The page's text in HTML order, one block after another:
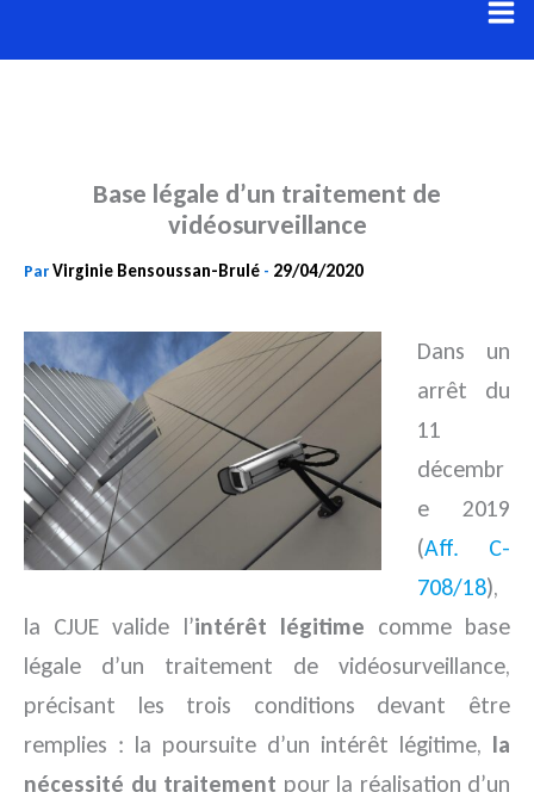
au
Base légale d’un traitement de
vidéosurveillance
ParVirginie Bensoussan-Brulé - 29/04/2020
Dans un
arrêt du
11
décembr
e 2019
(Aff. C-
708/18),
la CJUE valide l’intérêt légitime comme base
légale d’un traitement de vidéosurveillance,
précisant les trois conditions devant être
remplies : la poursuite d’un intérêt légitime, la
nécessité du traitement pour la réalisation d’un